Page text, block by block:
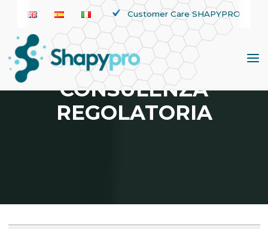
content
Customer Care SHAPYPRO
CONSULENZA
REGOLATORIA